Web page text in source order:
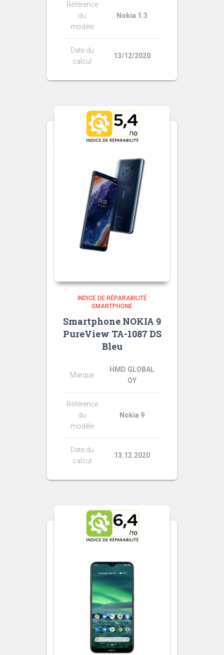
Référence
du
modèle
Nokia 1.3
Date du
calcul
13/12/2020
INDICE DE RÉPARABILITÉ
SMARTPHONE
Smartphone NOKIA 9
PureView TA-1087 DS
Bleu
Marque
HMD GLOBAL
OY
Référence
du
modèle
Nokia 9
Date du
calcul
13.12.2020